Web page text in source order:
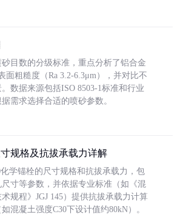
目数的分级标准，重点分析了铝合金
面粗糙度（Ra 3.2-6.3μm），并对比不
数据来源包括ISO 8503-1标准和行业
需求选择合适的喷砂参数。
规格及抗拔承载力详解
学锚栓的尺寸规格和抗拔承载力，包
寸等参数，并依据专业标准（如《混
规程》JGJ 145）提供抗拔承载力计算
混凝土强度C30下设计值约80kN）。